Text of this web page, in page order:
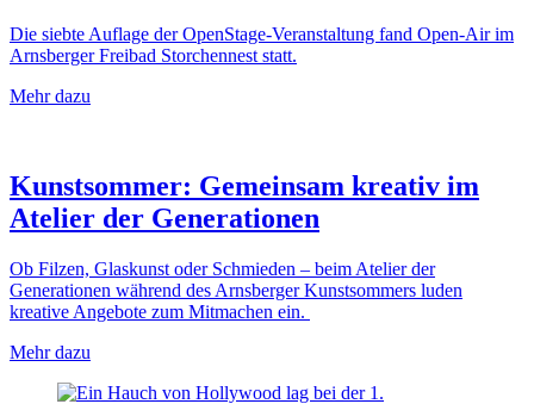
Die siebte Auflage der OpenStage-Veranstaltung fand Open-Air im
Arnsberger Freibad Storchennest statt.
Mehr dazu
Kunstsommer: Gemeinsam kreativ im
Atelier der Generationen
Ob Filzen, Glaskunst oder Schmieden – beim Atelier der
Generationen während des Arnsberger Kunstsommers luden
kreative Angebote zum Mitmachen ein.
Mehr dazu